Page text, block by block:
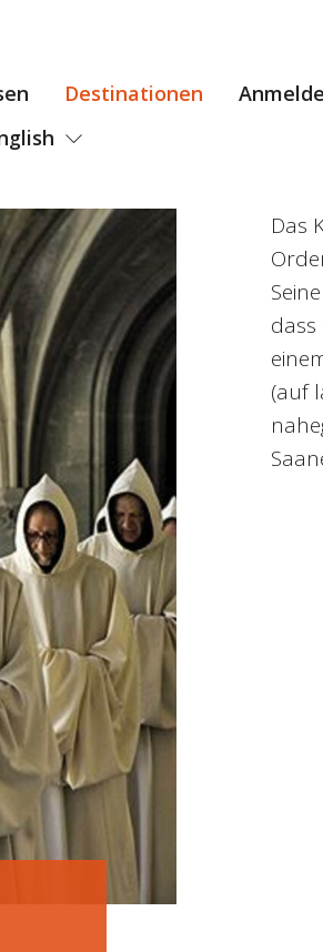
Destinationen
Das
dass
(auf